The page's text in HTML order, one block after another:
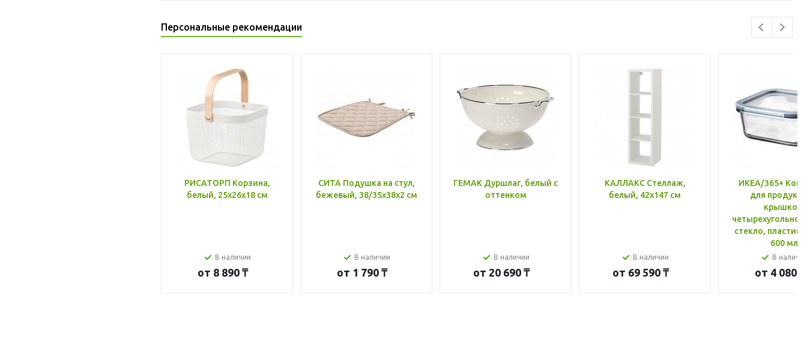
Персональные рекомендации
РИСАТОРП Корзина,
белый, 25x26x18 см
В наличии
от 8 890 ₸
СИТА Подушка на стул,
бежевый, 38/35x38x2 см
В наличии
от 1 790 ₸
ГЕМАК Дуршлаг, белый с
оттенком
В наличии
от 20 690 ₸
КАЛЛАКС Стеллаж,
белый, 42x147 см
В наличии
от 69 590 ₸
ИКЕА/365+
для
крышкой,
стекло, пластик
600 мл
В
от 4 080 ₸